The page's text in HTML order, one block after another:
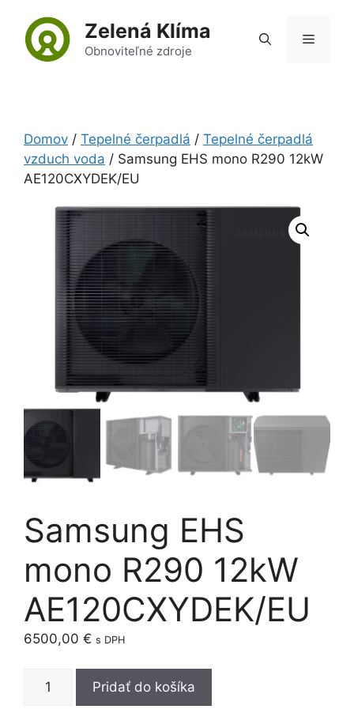
obsah
Zelená Klíma
Obnoviteľné zdroje
Menu
Domov / Tepelné čerpadlá / Tepelné čerpadlá
vzduch voda / Samsung EHS mono R290 12kW
AE120CXYDEK/EU
Samsung EHS
mono R290 12kW
AE120CXYDEK/EU
6500,00 € s DPH
množstvo
Pridať do košíka